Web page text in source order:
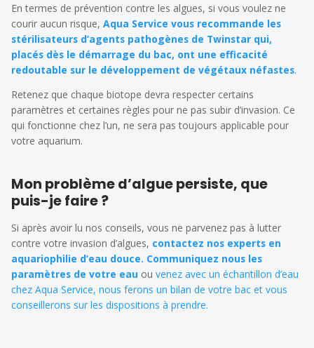
En termes de prévention contre les algues, si vous voulez ne
courir aucun risque, Aqua Service vous recommande les
stérilisateurs d’agents pathogènes de Twinstar qui,
placés dès le démarrage du bac, ont une efficacité
redoutable sur le développement de végétaux néfastes.
Retenez que chaque biotope devra respecter certains
paramètres et certaines règles pour ne pas subir d’invasion. Ce
qui fonctionne chez l’un, ne sera pas toujours applicable pour
votre aquarium.
Mon problème d’algue persiste, que
puis-je faire ?
Si après avoir lu nos conseils, vous ne parvenez pas à lutter
contre votre invasion d’algues, contactez nos experts en
aquariophilie d’eau douce. Communiquez nous les
paramètres de votre eau ou venez avec un échantillon d’eau
chez Aqua Service, nous ferons un bilan de votre bac et vous
conseillerons sur les dispositions à prendre.